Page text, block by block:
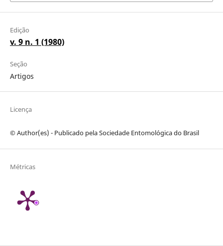
Edição
v. 9 n. 1 (1980)
Seção
Artigos
Licença
© Author(es) - Publicado pela Sociedade Entomológica do Brasil
Métricas